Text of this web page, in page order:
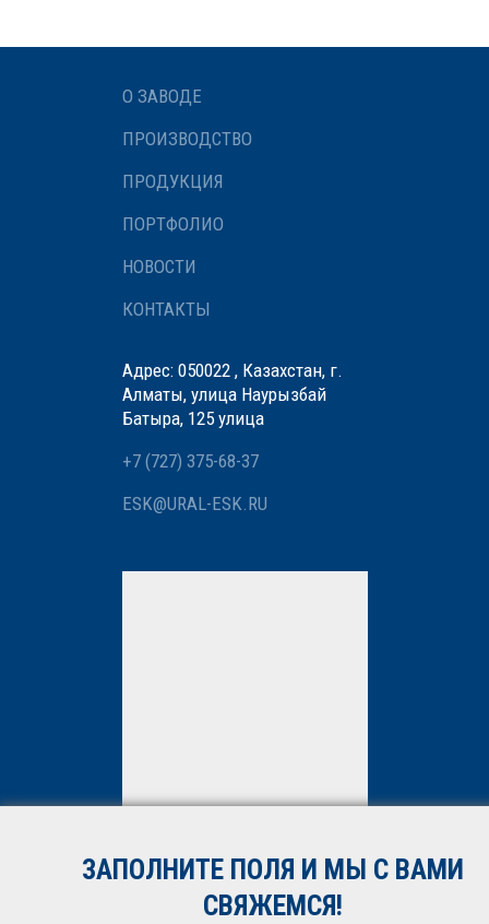
О ЗАВОДЕ
ПРОИЗВОДСТВО
ПРОДУКЦИЯ
ПОРТФОЛИО
НОВОСТИ
КОНТАКТЫ
Адрес: 050022 , Казахстан, г.
Алматы, улица Наурызбай
Батыра, 125 улица
+7 (727) 375-68-37
ESK@URAL-ESK.RU
обработку персональных
обработке данных вПолитике
*
ЗАПОЛНИТЕ ПОЛЯ И МЫ С ВАМИ
СВЯЖЕМСЯ!